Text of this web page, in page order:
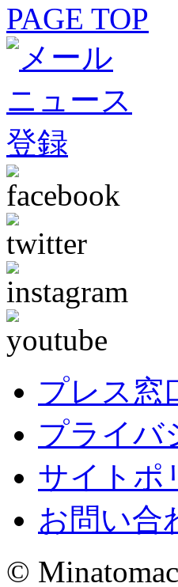
PAGE TOP
プレス窓
プライバ
サイトポ
お問い合
©